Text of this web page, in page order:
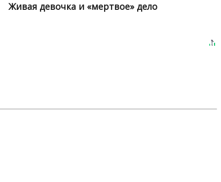
Живая девочка и «мертвое» дело